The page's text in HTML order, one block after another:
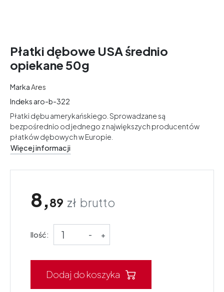
Płatki dębowe USA średnio
opiekane 50g
MarkaAres
Indeks aro-b-322
Płatki dębu amerykańskiego. Sprowadzane są
bezpośrednio od jednego z największych producentów
płatków dębowych w Europie.
Więcej informacji
8,89 zł brutto
Ilość: - +
Dodaj do koszyka